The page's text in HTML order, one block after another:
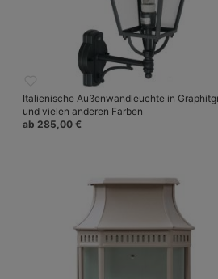
Italienische Außenwandleuchte in
und vielen anderen Farben
ab 285,00 €